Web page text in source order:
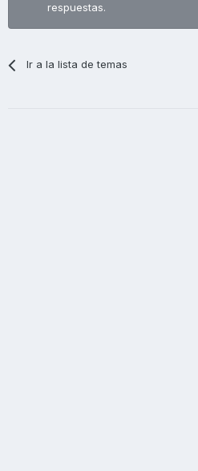
respuestas.
Ir a la lista de temas